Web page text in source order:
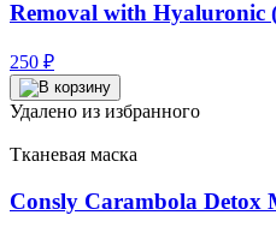
Removal with Hyaluronic
250 ₽
Удалено из избранного
Тканевая маска
Consly Carambola Detox